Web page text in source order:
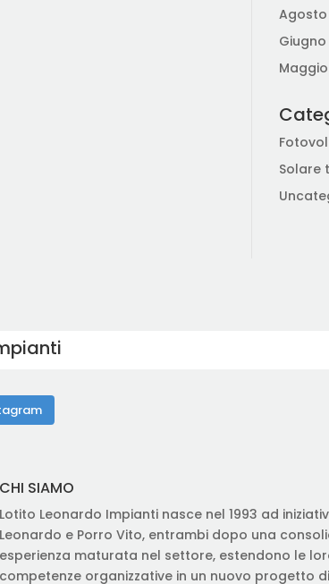
Agosto
Maggio
Solare
CHI SIAMO
Lotito Leonardo Impianti nasce nel 1993 ad
Leonardo e Porro Vito, entrambi dopo una
esperienza maturata nel settore, estendono le
competenze organizzative in un nuovo progetto